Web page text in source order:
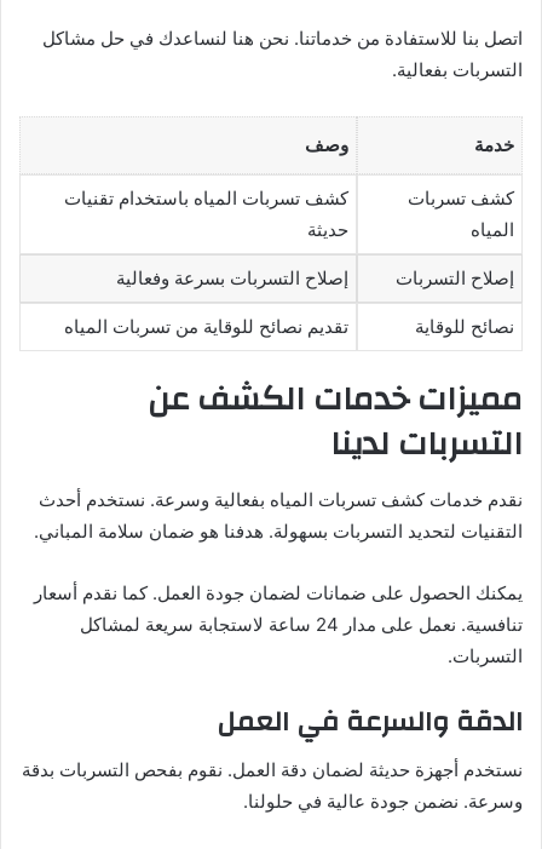
اتصل بنا للاستفادة من خدماتنا. نحن هنا لنساعدك في حل مشاكل
التسربات بفعالية.
خدمة وصف
كشف تسربات
المياه
كشف تسربات المياه باستخدام تقنيات
حديثة
إصلاح التسربات إصلاح التسربات بسرعة وفعالية
نصائح للوقاية تقديم نصائح للوقاية من تسربات المياه
مميزات خدمات الكشف عن
التسربات لدينا
نقدم خدمات كشف تسربات المياه بفعالية وسرعة. نستخدم أحدث
التقنيات لتحديد التسربات بسهولة. هدفنا هو ضمان سلامة المباني.
يمكنك الحصول على ضمانات لضمان جودة العمل. كما نقدم أسعار
تنافسية. نعمل على مدار 24 ساعة لاستجابة سريعة لمشاكل
التسربات.
الدقة والسرعة في العمل
نستخدم أجهزة حديثة لضمان دقة العمل. نقوم بفحص التسربات بدقة
وسرعة. نضمن جودة عالية في حلولنا.